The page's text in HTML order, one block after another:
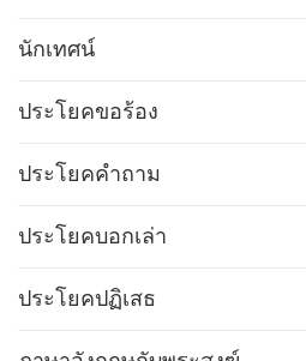
นักเทศน์
ประโยคขอร้อง
ประโยคคำถาม
ประโยคบอกเล่า
ประโยคปฏิเสธ